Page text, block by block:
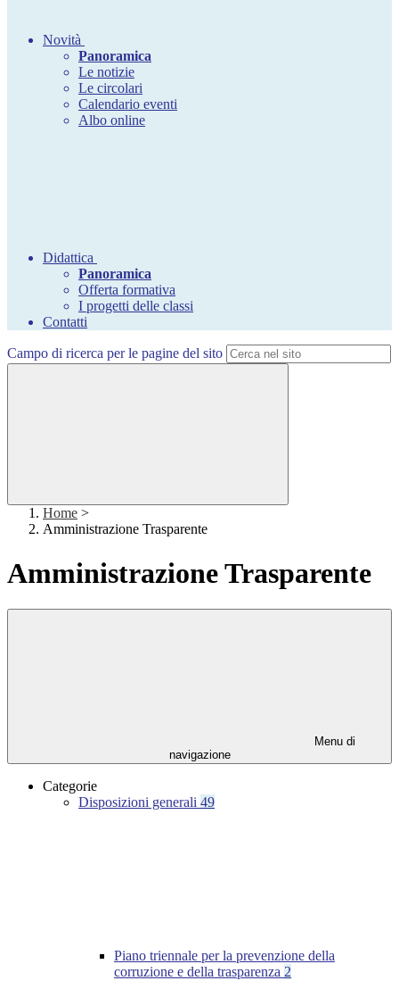
Novità
Panoramica
Le notizie
Le circolari
Calendario eventi
Albo online
Didattica
Panoramica
Offerta formativa
I progetti delle classi
Contatti
Campo di ricerca per le pagine del sito
Home >
Amministrazione Trasparente
Amministrazione Trasparente
Menu di
navigazione
Categorie
Disposizioni generali 49
Piano triennale per la prevenzione della
corruzione e della trasparenza 2